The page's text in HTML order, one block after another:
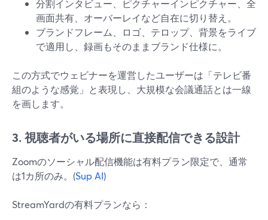
分割インタビュー、ピクチャーインピクチャー、全
画面共有、オーバーレイなど自在に切り替え。
ブランドフレーム、ロゴ、テロップ、背景をライブ
で適用し、録画もそのままブランド仕様に。
この方式でウェビナーを運営したユーザーは「テレビ番
組のような感覚」と表現し、大規模な会議通話とは一線
を画します。
3. 視聴者がいる場所に直接配信できる設計
Zoomのソーシャル配信機能は有料プラン限定で、通常
は1カ所のみ。(Sup AI)
StreamYardの有料プランなら：